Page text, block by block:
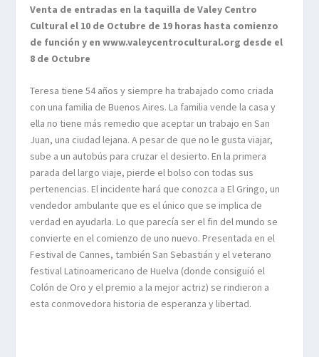
Venta de entradas en la taquilla de Valey Centro
Cultural el 10 de Octubre de 19 horas hasta comienzo
de función y en www.valeycentrocultural.org desde el
8 de Octubre
Teresa tiene 54 años y siempre ha trabajado como criada
con una familia de Buenos Aires. La familia vende la casa y
ella no tiene más remedio que aceptar un trabajo en San
Juan, una ciudad lejana. A pesar de que no le gusta viajar,
sube a un autobús para cruzar el desierto. En la primera
parada del largo viaje, pierde el bolso con todas sus
pertenencias. El incidente hará que conozca a El Gringo, un
vendedor ambulante que es el único que se implica de
verdad en ayudarla. Lo que parecía ser el fin del mundo se
convierte en el comienzo de uno nuevo. Presentada en el
Festival de Cannes, también San Sebastián y el veterano
festival Latinoamericano de Huelva (donde consiguió el
Colón de Oro y el premio a la mejor actriz) se rindieron a
esta conmovedora historia de esperanza y libertad.